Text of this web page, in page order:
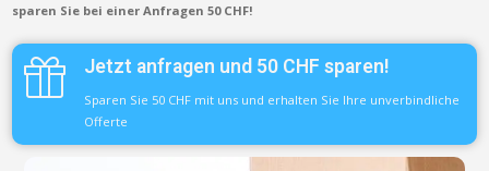
sparen Sie bei einer Anfragen 50 CHF!
Jetzt anfragen und 50 CHF sparen!
Sparen Sie 50 CHF mit uns und erhalten Sie Ihre unverbindliche
Offerte